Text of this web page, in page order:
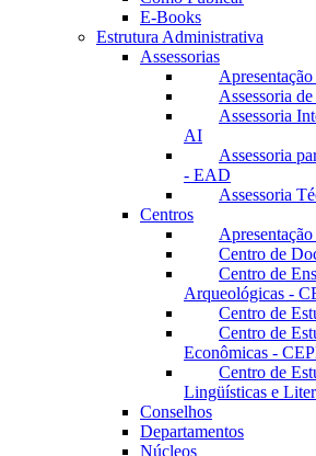
E-Books
Estrutura Administrativa
Assessorias
Apresentação
Assessoria
Assessoria
AI
Assessoria
- EAD
Assessoria
Centros
Centro de
Centro de
Arqueológicas -
Centro de
Centro de
Econômicas -
Centro de
Lingüísticas e
Conselhos
Departamentos
Núcleos